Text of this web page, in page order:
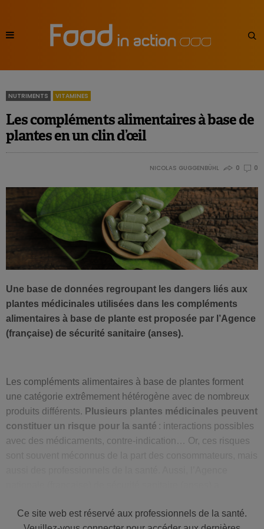
NUTRIMENTS VITAMINES
Les compléments alimentaires à base de
plantes en un clin d’œil
NICOLAS GUGGENBÜHL 0 0
Une base de données regroupant les dangers liés aux
plantes médicinales utilisées dans les compléments
alimentaires à base de plante est proposée par l’Agence
(française) de sécurité sanitaire (anses).
Les compléments alimentaires à base de plantes forment
une catégorie extrêmement hétérogène avec de nombreux
produits différents. Plusieurs plantes médicinales peuvent
constituer un risque pour la santé : interactions possibles
avec des médicaments, contre-indication… Or, ces risques
des professionnels de la santé, dans le but de prévenir les
Ce site web est réservé aux professionnels de la santé.